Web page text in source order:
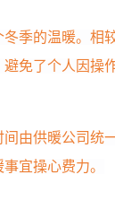
季的温暖。相
免了个人因操
由供暖公司统
宜操心费力。